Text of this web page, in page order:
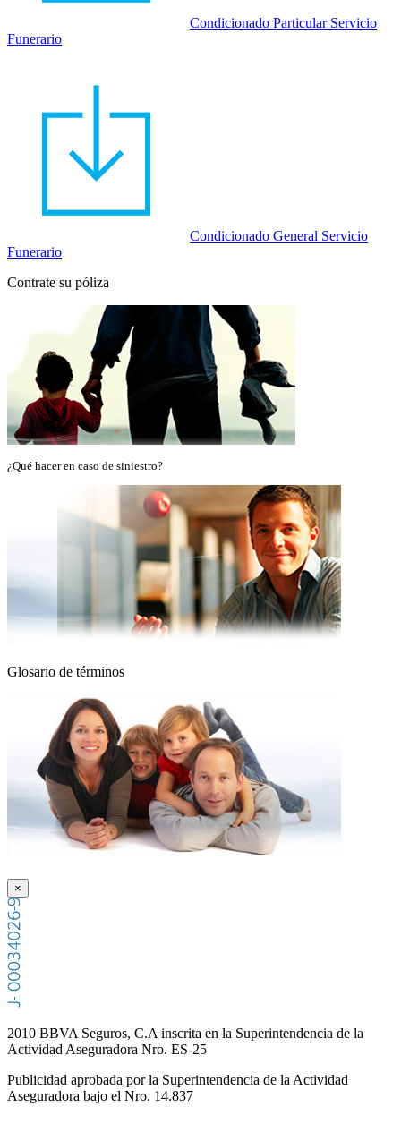
Condicionado Particular Servicio
Funerario
Condicionado General Servicio
Funerario
Contrate su póliza
¿Qué hacer en caso de siniestro?
Glosario de términos
×
2010 BBVA Seguros, C.A inscrita en la Superintendencia de la
Actividad Aseguradora Nro. ES-25
Publicidad aprobada por la Superintendencia de la Actividad
Aseguradora bajo el Nro. 14.837